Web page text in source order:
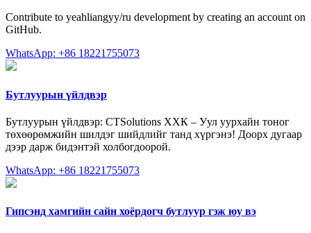
Contribute to yeahliangyy/ru development by creating an account on
GitHub.
WhatsApp: +86 18221755073
Бутлуурын үйлдвэр
Бутлуурын үйлдвэр: CTSolutions ХХК – Уул уурхайн тоног
төхөөрөмжийн шилдэг шийдлийг танд хүргэнэ! Доорх дугаар
дээр дарж бидэнтэй холбогдоорой.
WhatsApp: +86 18221755073
Гипсэнд хамгийн сайн хоёрдогч бутлуур гэж юу вэ